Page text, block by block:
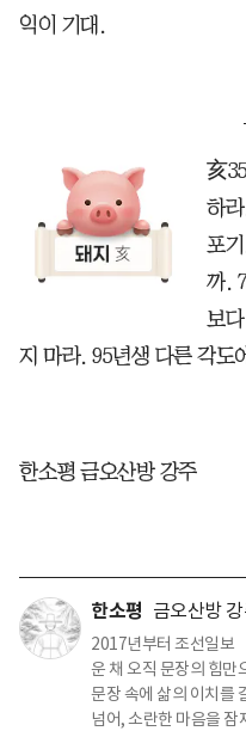
익이 기대.
亥
하
포
까.
보
지 마라. 95년생 다른 각도
한소평 금오산방 강주
한소평 금오산방
2017년부터 조선일보
운 채 오직 문장의 힘만
문장 속에 삶의 이치를
넘어, 소란한 마음을